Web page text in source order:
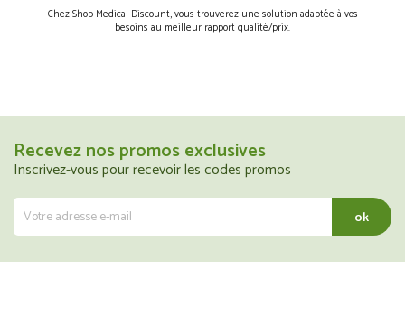
Chez Shop Medical Discount, vous trouverez une solution adaptée à vos
besoins au meilleur rapport qualité/prix.
Recevez nos promos exclusives
Inscrivez-vous pour recevoir les codes promos